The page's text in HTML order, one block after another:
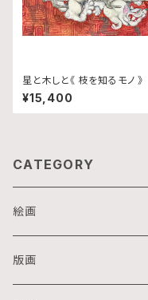
星と木しと《 枝を知るモノ 》
¥15,400
CATEGORY
絵画
油画
版画